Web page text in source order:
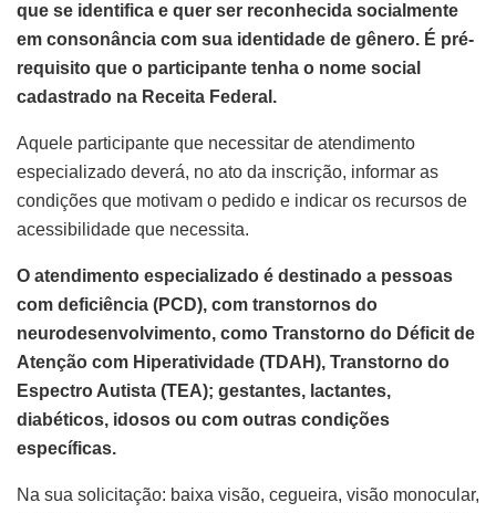
que se identifica e quer ser reconhecida socialmente
em consonância com sua identidade de gênero. É pré-
requisito que o participante tenha o nome social
cadastrado na Receita Federal.
Aquele participante que necessitar de atendimento
especializado deverá, no ato da inscrição, informar as
condições que motivam o pedido e indicar os recursos de
acessibilidade que necessita.
O atendimento especializado é destinado a pessoas
com deficiência (PCD), com transtornos do
neurodesenvolvimento, como Transtorno do Déficit de
Atenção com Hiperatividade (TDAH), Transtorno do
Espectro Autista (TEA); gestantes, lactantes,
diabéticos, idosos ou com outras condições
específicas.
Na sua solicitação: baixa visão, cegueira, visão monocular,